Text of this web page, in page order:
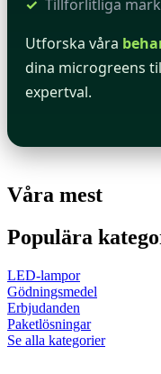
Tillförlitliga
Utforska våra
dina microgreens
expertval.
Våra mest
Populära
LED-lampor
Gödningsmedel
Erbjudanden
Paketlösningar
Se alla kategorier